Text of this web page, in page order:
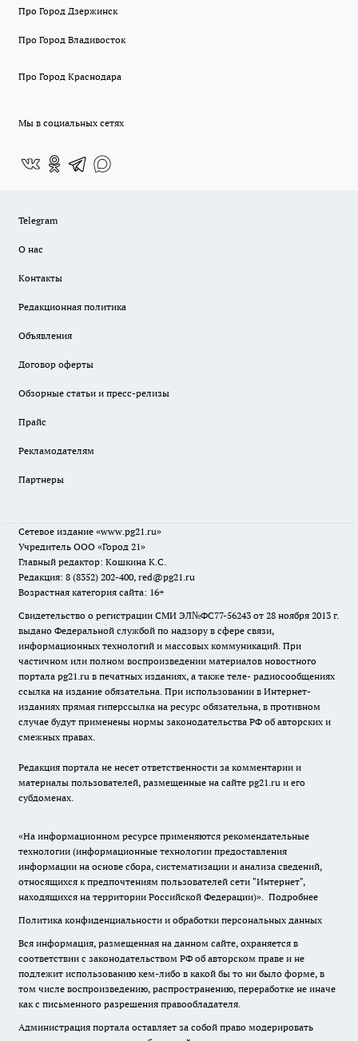
Про Город Дзержинск
Про Город Владивосток
Про Город Краснодара
Мы в социальных сетях
Telegram
О нас
Контакты
Редакционная политика
Объявления
Договор оферты
Обзорные статьи и пресс-релизы
Прайс
Рекламодателям
Партнеры
Сетевое издание «www.pg21.ru»
Учредитель ООО «Город 21»
Главный редактор: Кошкина К.С.
Редакция: 8 (8352) 202-400, red@pg21.ru
Возрастная категория сайта: 16+
Свидетельство о регистрации СМИ ЭЛ№ФС77-56243 от 28 ноября 2013 г.
выдано Федеральной службой по надзору в сфере связи,
информационных технологий и массовых коммуникаций. При
частичном или полном воспроизведении материалов новостного
портала pg21.ru в печатных изданиях, а также теле- радиосообщениях
ссылка на издание обязательна. При использовании в Интернет-
изданиях прямая гиперссылка на ресурс обязательна, в противном
случае будут применены нормы законодательства РФ об авторских и
смежных правах.
Редакция портала не несет ответственности за комментарии и
материалы пользователей, размещенные на сайте pg21.ru и его
субдоменах.
«На информационном ресурсе применяются рекомендательные
технологии (информационные технологии предоставления
информации на основе сбора, систематизации и анализа сведений,
относящихся к предпочтениям пользователей сети "Интернет",
находящихся на территории Российской Федерации)». Подробнее
Политика конфиденциальности и обработки персональных данных
Вся информация, размещенная на данном сайте, охраняется в
соответствии с законодательством РФ об авторском праве и не
подлежит использованию кем-либо в какой бы то ни было форме, в
том числе воспроизведению, распространению, переработке не иначе
как с письменного разрешения правообладателя.
Администрация портала оставляет за собой право модерировать